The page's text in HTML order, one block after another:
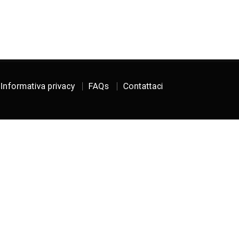
Informativa privacy FAQs Contattaci